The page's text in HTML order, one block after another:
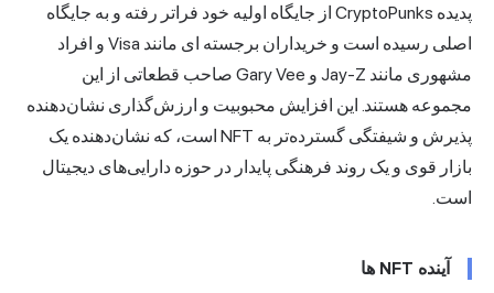
پدیده CryptoPunks از جایگاه اولیه خود فراتر رفته و به جایگاه
اصلی رسیده است و خریداران برجسته ای مانند Visa و افراد
مشهوری مانند Jay-Z و Gary Vee صاحب قطعاتی از این
مجموعه هستند. این افزایش محبوبیت و ارزش‌گذاری نشان‌دهنده
پذیرش و شیفتگی گسترده‌تر به NFT است، که نشان‌دهنده یک
بازار قوی و یک روند فرهنگی پایدار در حوزه دارایی‌های دیجیتال
است.
آینده NFT ها